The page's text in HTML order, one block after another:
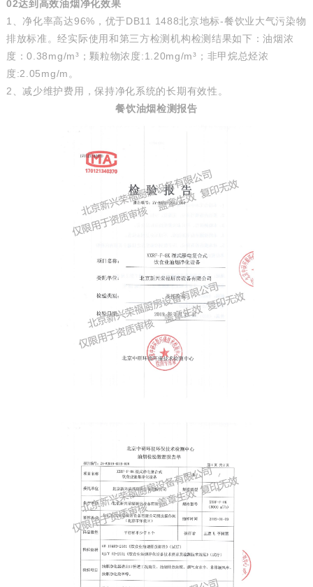
02达到高效油烟净化效果
1、净化率高达96%，优于DB11 1488北京地标-餐饮业大气污染物
排放标准。经实际使用和第三方检测机构检测结果如下：油烟浓
度：0.38mg/m³；颗粒物浓度:1.20mg/m³；非甲烷总烃浓
度:2.05mg/m。
2、减少维护费用，保持净化系统的长期有效性。
餐饮油烟检测报告